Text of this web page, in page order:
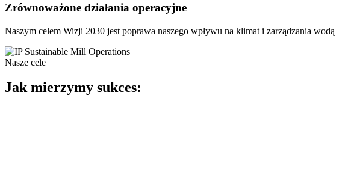
Zrównoważone działania operacyjne
Naszym celem Wizji 2030 jest poprawa naszego wpływu na klimat i zarządzania wodą
Nasze cele
Jak mierzymy sukces: